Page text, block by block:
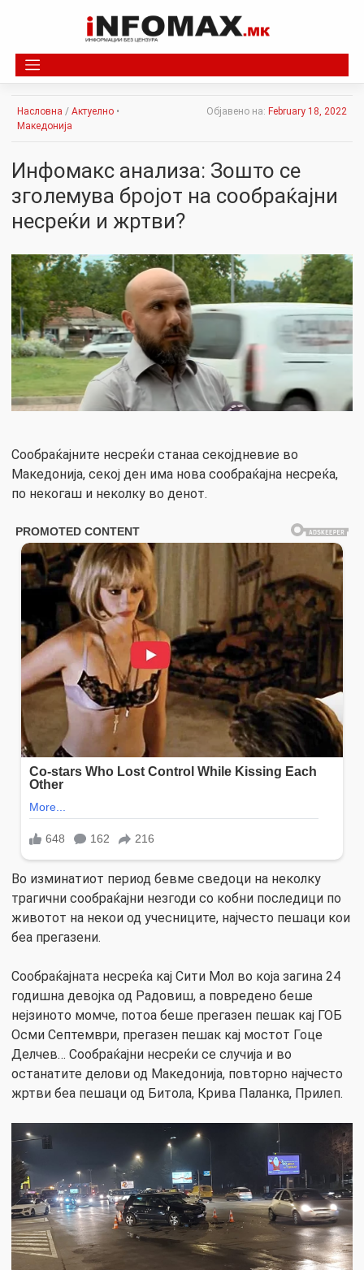
Насловна / Актуелно •
Македонија
Објавено на: February 18, 2022
Инфомакс анализа: Зошто се
зголемува бројот на сообраќајни
несреќи и жртви?
Сообраќајните несреќи станаа секојдневие во
Македонија, секој ден има нова сообраќајна несреќа,
по некогаш и неколку во денот.
Во изминатиот период бевме сведоци на неколку
трагични сообраќајни незгоди со кобни последици по
животот на некои од учесниците, најчесто пешаци кои
беа прегазени.
Сообраќајната несреќа кај Сити Мол во која загина 24
годишна девојка од Радовиш, а повредено беше
нејзиното момче, потоа беше прегазен пешак кај ГОБ
Осми Септември, прегазен пешак кај мостот Гоце
Делчев… Сообраќајни несреќи се случија и во
останатите делови од Македонија, повторно најчесто
жртви беа пешаци од Битола, Крива Паланка, Прилеп.